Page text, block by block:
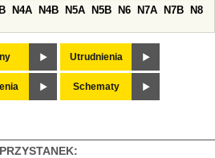
N4A N4B N5A N5B N6 N7A N7B
N8
Utrudnienia
Schematy
PRZYSTANEK: